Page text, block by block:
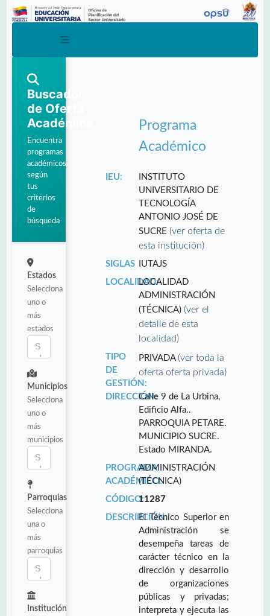
Buscador
de Oferta
Académica
Encuentra
programas
académicos
según
tus
criterios
de
búsqueda
Estados
Selecciona
uno o
más
estados
Municipios
Selecciona
uno o
más
municipios
Parroquias
Selecciona
una o
más
parroquias
Institución
Programa
Académico
IEU:
INSTITUTO
UNIVERSITARIO DE
TECNOLOGÍA
ANTONIO JOSÉ DE
SUCRE(ver oferta de
esta institución)
SIGLAS
IUTAJS
LOCALIDAD:LOCALIDAD
ADMINISTRACIÓN
(TÉCNICA)(ver el
detalle de esta
localidad)
TIPO
DE
GESTIÓN:
PRIVADA(ver toda la
oferta oferta privada)
DIRECCIÓN:Calle 9 de La Urbina,
Edificio Alfa..
PARROQUIA PETARE.
MUNICIPIO SUCRE.
Estado MIRANDA.
PROGRAMA
ACADÉMICO:
ADMINISTRACIÓN
(TÉCNICA)
CÓDIGO:11287
DESCRIPCIÓN:El Técnico Superior en
Administración se
desempeña tareas de
carácter técnico en la
dirección y desarrollo
de organizaciones
públicas y privadas;
interpreta y ejecuta las